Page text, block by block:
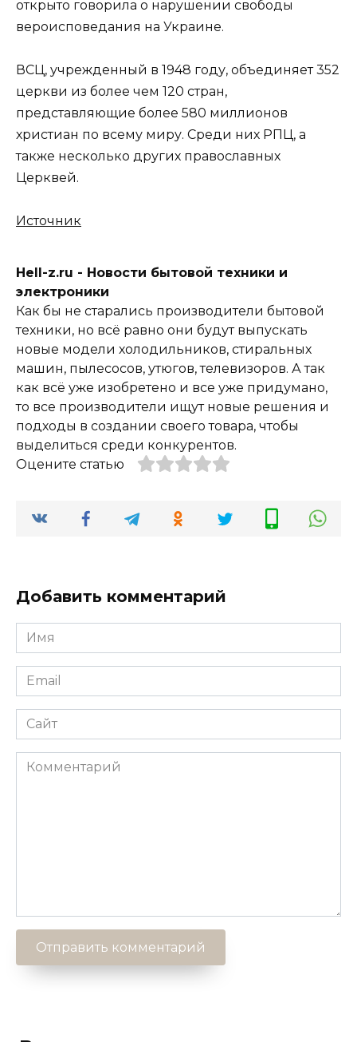
открыто говорила о нарушении свободы
вероисповедания на Украине.
ВСЦ, учрежденный в 1948 году, объединяет 352
церкви из более чем 120 стран,
представляющие более 580 миллионов
христиан по всему миру. Среди них РПЦ, а
также несколько других православных
Церквей.
Источник
Hell-z.ru - Новости бытовой техники и
электроники
Как бы не старались производители бытовой
техники, но всё равно они будут выпускать
новые модели холодильников, стиральных
машин, пылесосов, утюгов, телевизоров. А так
как всё уже изобретено и все уже придумано,
то все производители ищут новые решения и
подходы в создании своего товара, чтобы
выделиться среди конкурентов.
Оцените статью
Добавить комментарий
Имя
*
Email
*
Сайт
Комментарий